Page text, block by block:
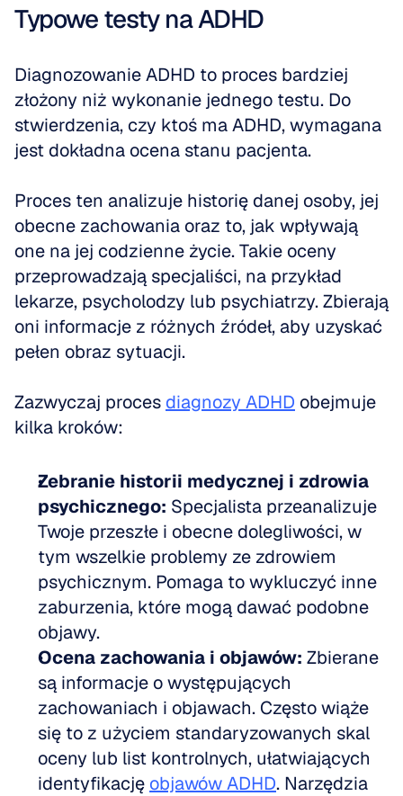
Typowe testy na ADHD
Diagnozowanie ADHD to proces bardziej
złożony niż wykonanie jednego testu. Do
stwierdzenia, czy ktoś ma ADHD, wymagana
jest dokładna ocena stanu pacjenta.
Proces ten analizuje historię danej osoby, jej
obecne zachowania oraz to, jak wpływają
one na jej codzienne życie. Takie oceny
przeprowadzają specjaliści, na przykład
lekarze, psycholodzy lub psychiatrzy. Zbierają
oni informacje z różnych źródeł, aby uzyskać
pełen obraz sytuacji.
Zazwyczaj proces diagnozy ADHD obejmuje
kilka kroków:
Zebranie historii medycznej i zdrowia
psychicznego: Specjalista przeanalizuje
Twoje przeszłe i obecne dolegliwości, w
tym wszelkie problemy ze zdrowiem
psychicznym. Pomaga to wykluczyć inne
zaburzenia, które mogą dawać podobne
objawy.
Ocena zachowania i objawów: Zbierane
są informacje o występujących
zachowaniach i objawach. Często wiąże
się to z użyciem standaryzowanych skal
oceny lub list kontrolnych, ułatwiających
identyfikację objawów ADHD. Narzędzia